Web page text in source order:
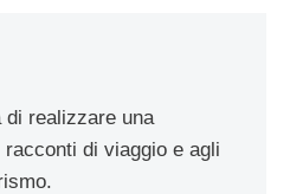
di realizzare una
di viaggio e agli